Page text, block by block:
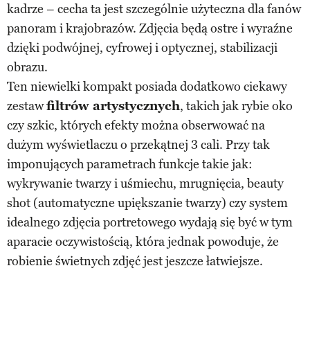
kadrze – cecha ta jest szczególnie użyteczna dla fanów
panoram i krajobrazów. Zdjęcia będą ostre i wyraźne
dzięki podwójnej, cyfrowej i optycznej, stabilizacji
obrazu.
Ten niewielki kompakt posiada dodatkowo ciekawy
zestawfiltrów artystycznych, takich jak rybie oko
czy szkic, których efekty można obserwować na
dużym wyświetlaczu o przekątnej 3 cali. Przy tak
imponujących parametrach funkcje takie jak:
wykrywanie twarzy i uśmiechu, mrugnięcia, beauty
shot (automatyczne upiększanie twarzy) czy system
idealnego zdjęcia portretowego wydają się być w tym
aparacie oczywistością, która jednak powoduje, że
robienie świetnych zdjęć jest jeszcze łatwiejsze.